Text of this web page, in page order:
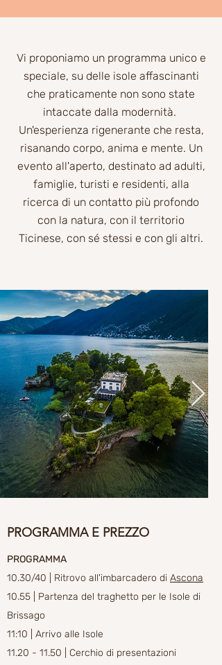
Vi proponiamo un programma unico e
speciale, su delle isole affascinanti
che praticamente non sono state
intaccate dalla modernità.
Un'esperienza rigenerante che resta,
risanando corpo, anima e mente. Un
evento all'aperto, destinato ad adulti,
famiglie, turisti e residenti, alla
ricerca di un contatto più profondo
con la natura, con il territorio
Ticinese, con sé stessi e con gli altri.
PROGRAMMA E PREZZO
PROGRAMMA
10.30/40 | Ritrovo all'imbarcadero di Ascona
10.55 | Partenza del traghetto per le Isole di
Brissago
11:10 | Arrivo alle Isole
11.20 - 11.50
| Cerchio di presentazioni